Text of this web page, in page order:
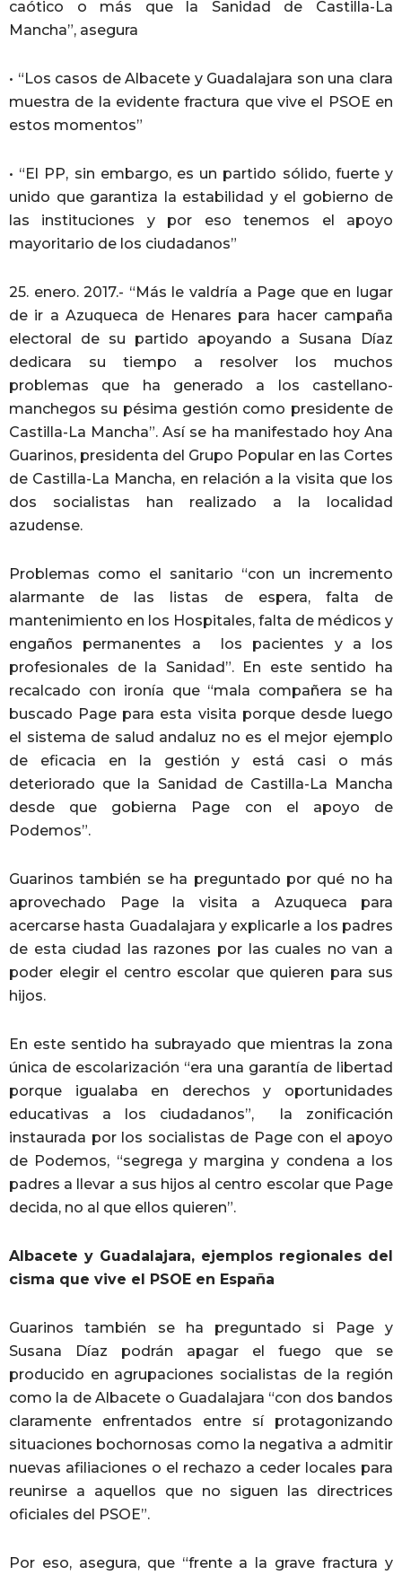
caótico o más que la Sanidad de Castilla-La
Mancha”, asegura
• “Los casos de Albacete y Guadalajara son una clara
muestra de la evidente fractura que vive el PSOE en
estos momentos”
• “El PP, sin embargo, es un partido sólido, fuerte y
unido que garantiza la estabilidad y el gobierno de
las instituciones y por eso tenemos el apoyo
mayoritario de los ciudadanos”
25. enero. 2017.- “Más le valdría a Page que en lugar
de ir a Azuqueca de Henares para hacer campaña
electoral de su partido apoyando a Susana Díaz
dedicara su tiempo a resolver los muchos
problemas que ha generado a los castellano-
manchegos su pésima gestión como presidente de
Castilla-La Mancha”. Así se ha manifestado hoy Ana
Guarinos, presidenta del Grupo Popular en las Cortes
de Castilla-La Mancha, en relación a la visita que los
dos socialistas han realizado a la localidad
azudense.
Problemas como el sanitario “con un incremento
alarmante de las listas de espera, falta de
mantenimiento en los Hospitales, falta de médicos y
engaños permanentes a los pacientes y a los
profesionales de la Sanidad”. En este sentido ha
recalcado con ironía que “mala compañera se ha
buscado Page para esta visita porque desde luego
el sistema de salud andaluz no es el mejor ejemplo
de eficacia en la gestión y está casi o más
deteriorado que la Sanidad de Castilla-La Mancha
desde que gobierna Page con el apoyo de
Podemos”.
Guarinos también se ha preguntado por qué no ha
aprovechado Page la visita a Azuqueca para
acercarse hasta Guadalajara y explicarle a los padres
de esta ciudad las razones por las cuales no van a
poder elegir el centro escolar que quieren para sus
hijos.
En este sentido ha subrayado que mientras la zona
única de escolarización “era una garantía de libertad
porque igualaba en derechos y oportunidades
educativas a los ciudadanos”, la zonificación
instaurada por los socialistas de Page con el apoyo
de Podemos, “segrega y margina y condena a los
padres a llevar a sus hijos al centro escolar que Page
decida, no al que ellos quieren”.
Albacete y Guadalajara, ejemplos regionales del
cisma que vive el PSOE en España
Guarinos también se ha preguntado si Page y
Susana Díaz podrán apagar el fuego que se
producido en agrupaciones socialistas de la región
como la de Albacete o Guadalajara “con dos bandos
claramente enfrentados entre sí protagonizando
situaciones bochornosas como la negativa a admitir
nuevas afiliaciones o el rechazo a ceder locales para
reunirse a aquellos que no siguen las directrices
oficiales del PSOE”.
Por eso, asegura, que “frente a la grave fractura y